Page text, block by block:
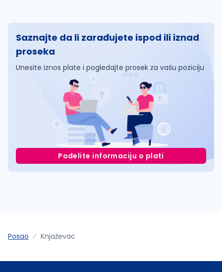
Saznajte da li zarađujete ispod ili iznad
proseka
Unesite iznos plate i pogledajte prosek za vašu poziciju
Podelite informaciju o plati
Posao Knjaževac